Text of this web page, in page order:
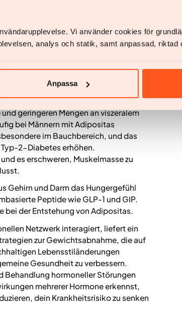
Vi använder cookies för
analys och statik, samt anpassad, riktad
Anpassa
Gewichtsregulation. Viele Hormone
einzelnes Hormon ist allein
Stoffwechsel und
Es wird hauptsächlich in
und beeinflusst die
geringeren Mengen an viszeralem
bei Männern mit Adipositas
im Bauchbereich, und das
2-Diabetes erhöhen.
es erschweren, Muskelmasse zu
Gehirn und Darm das Hungergefühl
Peptide wie GLP-1 und GIP.
bei der Entstehung von Adipositas.
Netzwerk interagiert, liefert ein
zur Gewichtsabnahme, die auf
Lebensstiländerungen
Gesundheit zu verbessern.
Behandlung hormoneller Störungen
mehrerer Hormone erkennst,
dein Krankheitsrisiko zu senken